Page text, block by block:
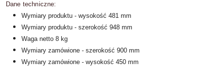
Dane techniczne:
Wymiary produktu - wysokość 481 mm
Wymiary produktu - szerokość 948 mm
Waga netto 8 kg
Wymiary zamówione - szerokość 900 mm
Wymiary zamówione - wysokość 450 mm